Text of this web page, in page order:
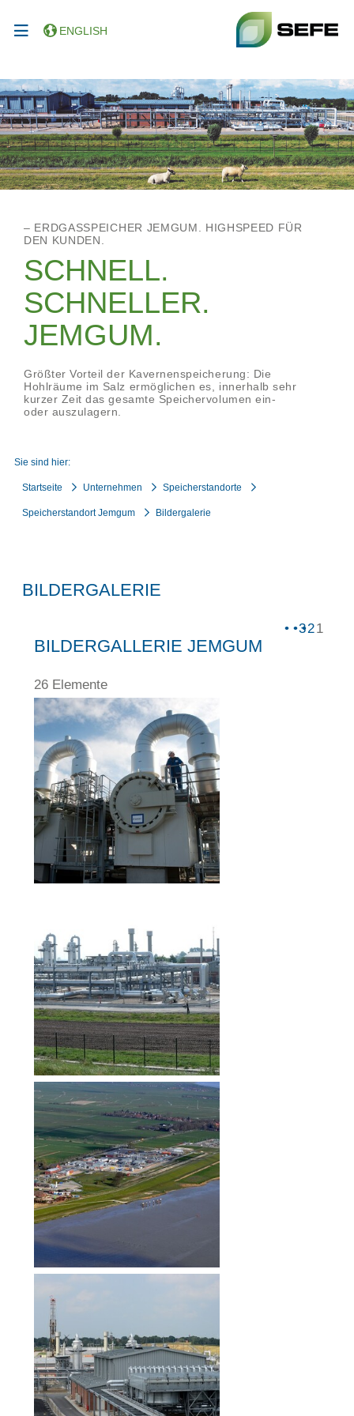
ENGLISH
– ERDGASSPEICHER JEMGUM. HIGHSPEED FÜR
DEN KUNDEN.
SCHNELL.
SCHNELLER.
JEMGUM.
Größter Vorteil der Kavernenspeicherung: Die
Hohlräume im Salz ermöglichen es, innerhalb sehr
kurzer Zeit das gesamte Speichervolumen ein-
oder auszulagern.
Sie sind hier:
Startseite Unternehmen Speicherstandorte
Speicherstandort Jemgum Bildergalerie
BILDERGALERIE
BILDERGALLERIE JEMGUM
26 Elemente
1
2
3